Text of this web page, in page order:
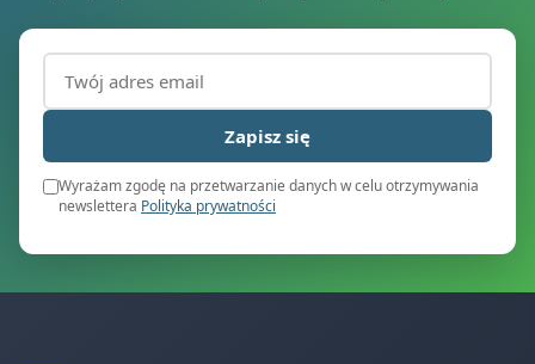
Adres email (wymagany)
Zapisz się
Wyrażam zgodę na przetwarzanie danych w celu otrzymywania
newslettera Polityka prywatności